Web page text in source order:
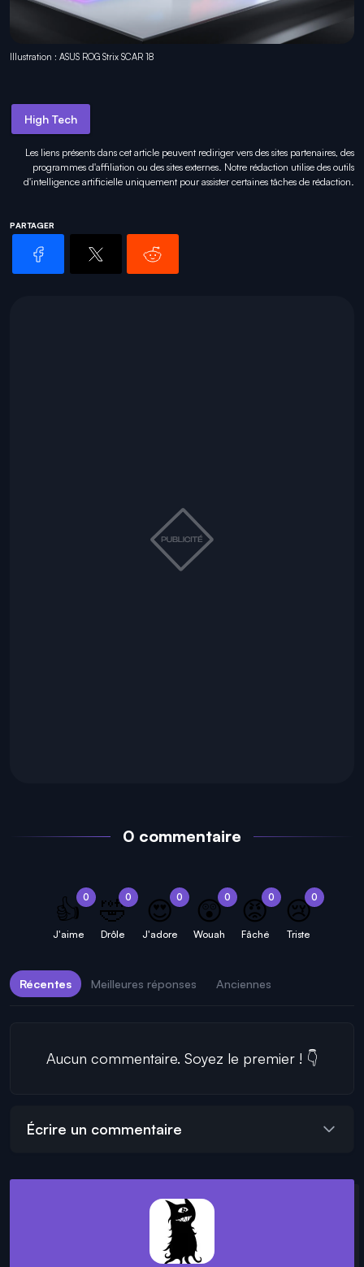
Illustration : ASUS ROG Strix SCAR 18
High Tech
Les liens présents dans cet article peuvent rediriger vers des sites partenaires, des
programmes d'affiliation ou des sites externes. Notre rédaction utilise des outils
d'intelligence artificielle uniquement pourassister certaines tâches de rédaction.
PARTAGER
0 commentaire
0
👍
J'aime
0
🤣
Drôle
0
😍
J'adore
0
😲
Wouah
0
😡
Fâché
0
😢
Triste
Récentes Meilleures réponses Anciennes
Aucun commentaire. Soyez le premier ! 👇
Écrire un commentaire